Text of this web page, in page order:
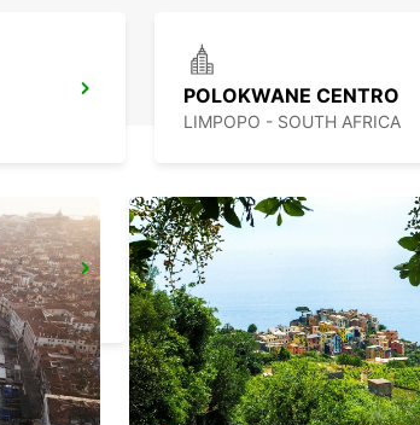
POLOKWANE CENTRO
LIMPOPO - SOUTH AFRICA
MBABANE DOWNTOWN
MBABANE - ESWATINI